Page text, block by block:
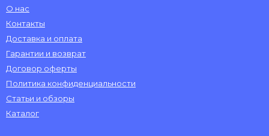
О нас
Контакты
Доставка и оплата
Гарантии и возврат
Договор оферты
Политика конфиденциальности
Статьи и обзоры
Каталог